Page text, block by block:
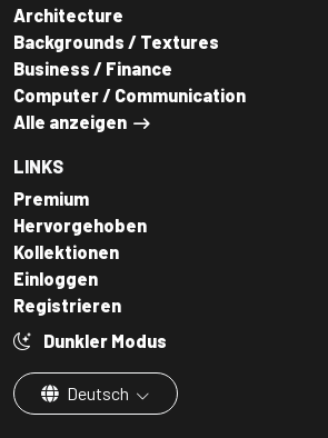
Architecture
Backgrounds / Textures
Business / Finance
Computer / Communication
Alle anzeigen
LINKS
Premium
Hervorgehoben
Kollektionen
Einloggen
Registrieren
Dunkler Modus
Deutsch